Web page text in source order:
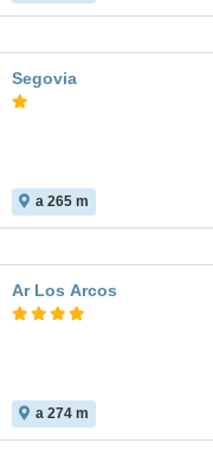
Segovia
a 265 m
Ar Los Arcos
a 274 m